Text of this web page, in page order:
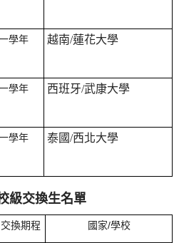
學年 越南/蓮花大學
學年 西班牙/武康大學
學年 泰國/西北大學
級交換生名單
交換期程 國家/學校